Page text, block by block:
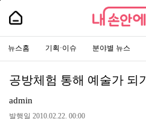
가
내
손
에
서
울
-
울
시
표
통
내
손
서
울
비
뉴스홈 기획·이슈 분야별 뉴스
공방체험 통해 예술가 되기
admin
발행일 2010.02.22. 00:00
단